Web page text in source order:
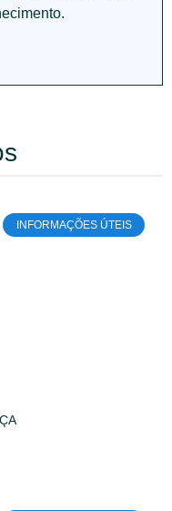
INFORMAÇÕES ÚTEIS